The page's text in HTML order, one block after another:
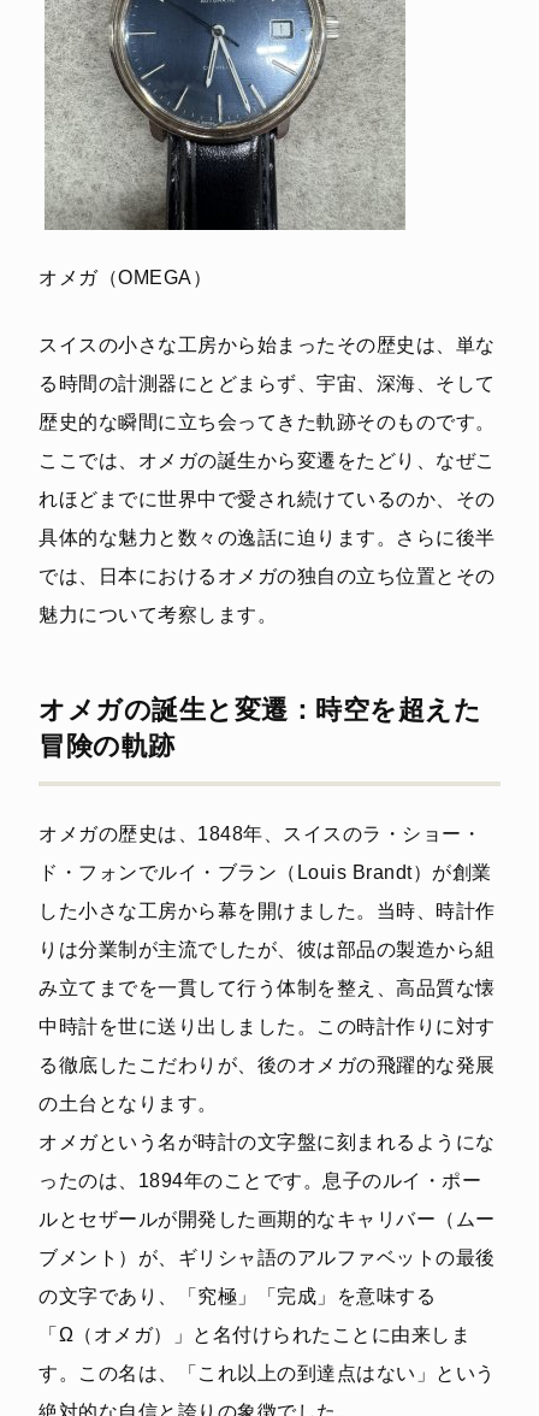
オメガ（OMEGA）
スイスの小さな工房から始まったその歴史は、単な
る時間の計測器にとどまらず、宇宙、深海、そして
歴史的な瞬間に立ち会ってきた軌跡そのものです。
ここでは、オメガの誕生から変遷をたどり、なぜこ
れほどまでに世界中で愛され続けているのか、その
具体的な魅力と数々の逸話に迫ります。さらに後半
では、日本におけるオメガの独自の立ち位置とその
魅力について考察します。
オメガの誕生と変遷：時空を超えた
冒険の軌跡
オメガの歴史は、1848年、スイスのラ・ショー・
ド・フォンでルイ・ブラン（Louis Brandt）が創業
した小さな工房から幕を開けました。当時、時計作
りは分業制が主流でしたが、彼は部品の製造から組
み立てまでを一貫して行う体制を整え、高品質な懐
中時計を世に送り出しました。この時計作りに対す
る徹底したこだわりが、後のオメガの飛躍的な発展
の土台となります。
オメガという名が時計の文字盤に刻まれるようにな
ったのは、1894年のことです。息子のルイ・ポー
ルとセザールが開発した画期的なキャリバー（ムー
ブメント）が、ギリシャ語のアルファベットの最後
の文字であり、「究極」「完成」を意味する
「Ω（オメガ）」と名付けられたことに由来しま
す。この名は、「これ以上の到達点はない」という
絶対的な自信と誇りの象徴でした。